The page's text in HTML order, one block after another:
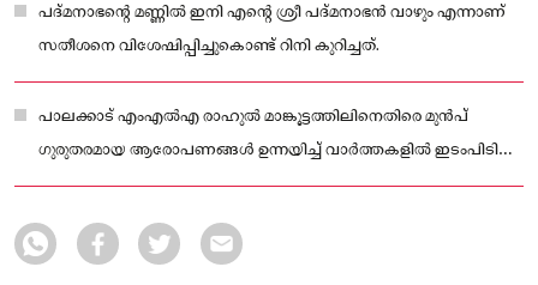
പദ്മനാഭന്റെ മണ്ണിൽ ഇനി എന്റെ ശ്രീ പദ്മനാഭൻ വാഴും എന്നാണ്
സതീശനെ വിശേഷിപ്പിച്ചുകൊണ്ട് റിനി കുറിച്ചത്.
പാലക്കാട് എംഎൽഎ രാഹുൽ മാങ്കൂട്ടത്തിലിനെതിരെ മുൻപ്
ഗുരുതരമായ ആരോപണങ്ങൾ ഉന്നയിച്ച് വാർത്തകളിൽ ഇടംപിടിച്ച
വ്യക്തിയാണ് റിനി ആൻ ജോർജ്.